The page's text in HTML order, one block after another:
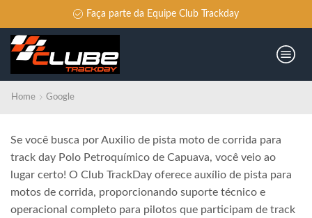
Faça parte da Equipe Club Trackday
Home Google
Se você busca por Auxilio de pista moto de corrida para
track day Polo Petroquímico de Capuava, você veio ao
lugar certo! O Club TrackDay oferece auxílio de pista para
motos de corrida, proporcionando suporte técnico e
operacional completo para pilotos que participam de track